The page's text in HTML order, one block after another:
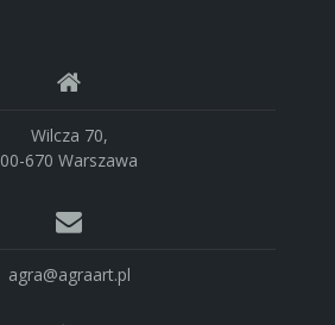
Wilcza 70,
00-670 Warszawa
agra@agraart.pl